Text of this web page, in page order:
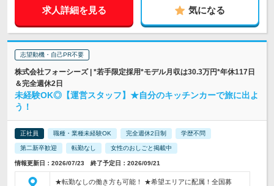
求人詳細を見る 気になる
志望動機・自己PR不要
株式会社フォーシーズ | *若手限定採用*モデル月収は30.3万円*年休117日
＆完全週休2日
未経験OK◎【運営スタッフ】★自分のキッチンカーで旅に出よ
う！
正社員 職種・業種未経験OK 完全週休2日制 学歴不問
第二新卒歓迎 転勤なし 女性のおしごと掲載中
情報更新日：2026/07/23 終了予定日：2026/09/21
★転勤なしの働き方も可能！ ★希望エリアに配属！全国募